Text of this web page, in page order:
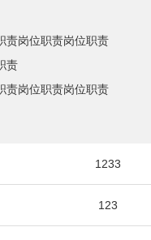
责岗位职责岗位职责
责
责岗位职责岗位职责
1233
123